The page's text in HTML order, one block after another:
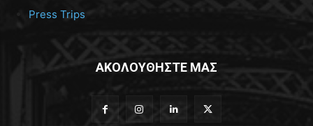
Press Trips
ΑΚΟΛΟΥΘΗΣΤΕ ΜΑΣ